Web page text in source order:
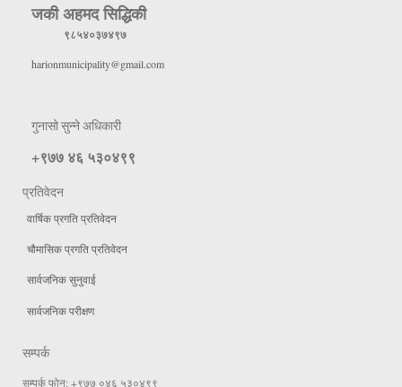
जकी अहमद सिद्धिकी
९८५४०३७४९७
harionmunicipality@gmail.com
गुनासो सुन्ने अधिकारी
+९७७ ४६ ५३०४९९
प्रतिवेदन
वार्षिक प्रगति प्रतिवेदन
चौमासिक प्रगति प्रतिवेदन
सार्वजनिक सुनुवाई
सार्वजनिक परीक्षण
सम्पर्क
सम्पर्क फोन: +९७७ ०४६ ५३०४९९